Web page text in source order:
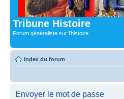
Tribune Histoire
Forum généraliste sur l'histoire
Index du forum
Envoyer le mot de passe